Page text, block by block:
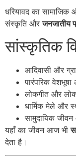
धरियावद का सामाजिक
संस्कृति औरजनजातीय
सांस्कृतिक
आदिवासी और
पारंपरिक
लोकगीत और
धार्मिक मेले और
सामुदायिक
यहाँ का जीवन आज भी
देता है।